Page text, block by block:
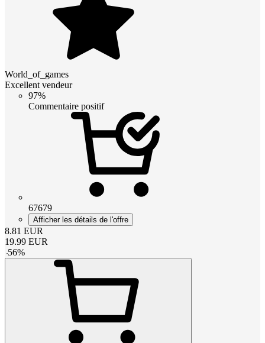
World_of_games
Excellent vendeur
97%
Commentaire positif
67679
Afficher les détails de l'offre
8.81 EUR
19.99 EUR
-56%